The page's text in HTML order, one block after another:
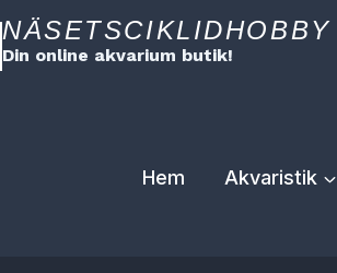
NÄSETSCIKLIDHOBBY
Din online akvarium butik!
Hem Akvaristik